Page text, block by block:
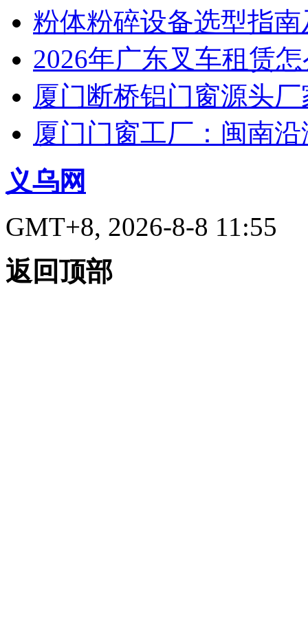
粉体粉碎设备选型指
2026年广东叉车租赁
厦门断桥铝门窗源头
厦门门窗工厂：闽南
义乌网
GMT+8, 2026-8-8 11:55
返回顶部